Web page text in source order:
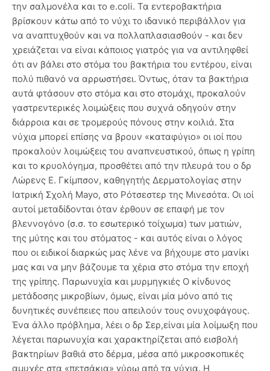
την σαλμονέλα και το e.coli. Τα εντεροβακτήρια
βρίσκουν κάτω από το νύχι το ιδανικό περιβάλλον για
να αναπτυχθούν και να πολλαπλασιασθούν - και δεν
χρειάζεται να είναι κάποιος γιατρός για να αντιληφθεί
ότι αν βάλει στο στόμα του βακτήρια του εντέρου, είναι
πολύ πιθανό να αρρωστήσει. Όντως, όταν τα βακτήρια
αυτά φτάσουν στο στόμα και στο στομάχι, προκαλούν
γαστρεντερικές λοιμώξεις που συχνά οδηγούν στην
διάρροια και σε τρομερούς πόνους στην κοιλιά. Στα
νύχια μπορεί επίσης να βρουν «καταφύγιο» οι ιοί που
προκαλούν λοιμώξεις του αναπνευστικού, όπως η γρίπη
και το κρυολόγημα, προσθέτει από την πλευρά του ο δρ
Λώρενς Ε. Γκίμπσον, καθηγητής Δερματολογίας στην
Ιατρική Σχολή Mayo, στο Ρότσεστερ της Μινεσότα. Οι ιοί
αυτοί μεταδίδονται όταν έρθουν σε επαφή με τον
βλεννογόνο (σ.σ. το εσωτερικό τοίχωμα) των ματιών,
της μύτης και του στόματος - και αυτός είναι ο λόγος
που οι ειδικοί διαρκώς μας λένε να βήχουμε στο μανίκι
μας και να μην βάζουμε τα χέρια στο στόμα την εποχή
της γρίπης. Παρωνυχία και μυρμηγκιές Ο κίνδυνος
μετάδοσης μικροβίων, όμως, είναι μία μόνο από τις
δυνητικές συνέπειες που απειλούν τους ονυχοφάγους.
Ένα άλλο πρόβλημα, λέει ο δρ Σερ,είναι μία λοίμωξη που
λέγεται παρωνυχία και χαρακτηρίζεται από εισβολή
βακτηρίων βαθιά στο δέρμα, μέσα από μικροσκοπικές
αμυχές στα «πετσάκια» γύρω από τα νύχια. Η